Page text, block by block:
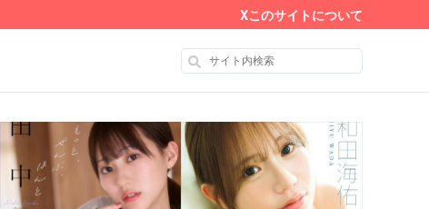
Xこのサイトについて